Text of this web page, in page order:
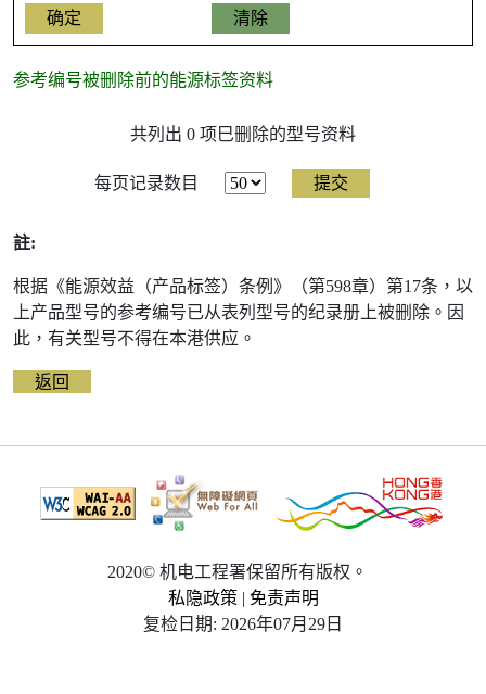
参考编号被删除前的能源标签资料
前
能
源
标
签
资
共列出 0 项巳删除的型号资料
每页记录数目
註:
根据《能源效益（产品标签）条例》（第598章）第17条，以
上产品型号的参考编号已从表列型号的纪录册上被删除。因
此，有关型号不得在本港供应。
返回
2020© 机电工程署保留所有版权。
私隐政策 | 免责声明
复检日期: 2026年07月29日